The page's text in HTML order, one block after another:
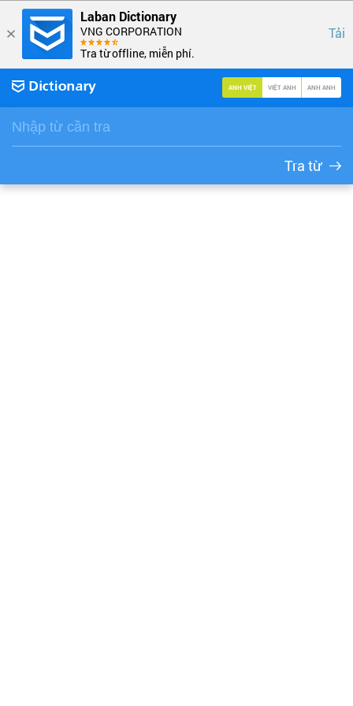
Laban Dictionary
VNG CORPORATION
Tra từ offline, miễn phí.
Tải
ANH VIỆT VIỆT ANH ANH ANH
Tra từ